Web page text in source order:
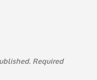
Required